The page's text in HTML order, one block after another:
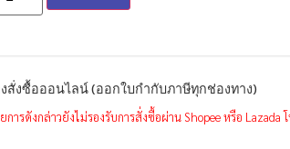
สั่งซื้อออนไลน์ (ออกใบกำกับภาษีทุกช่องทาง)
การดังกล่าวยังไม่รองรับการสั่งซื้อผ่าน Shopee หรือ Lazada